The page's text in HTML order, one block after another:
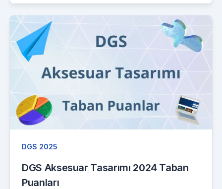
DGS 2025
DGS Aksesuar Tasarımı 2024 Taban
Puanları